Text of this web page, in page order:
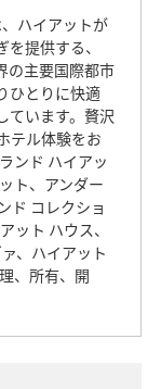
ハイアットが
提供する、
の主要国際都市
ひとりに快適
ています。贅沢
テル体験をお
ンド ハイアッ
ト、アンダー
ド コレクショ
ット ハウス、
、ハイアット
、所有、開